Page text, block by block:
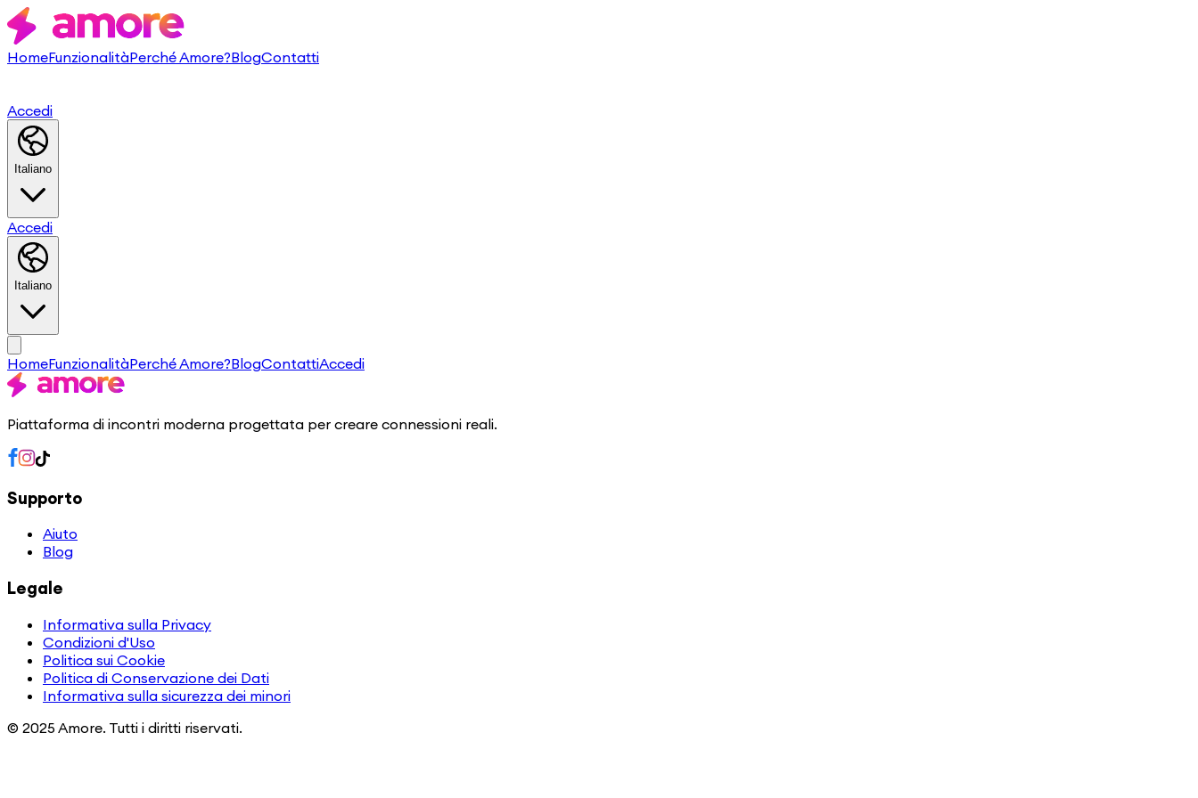
HomeFunzionalitàPerché Amore?BlogContatti
Accedi
Italiano
Accedi
Italiano
HomeFunzionalitàPerché Amore?BlogContattiAccedi
Piattaforma di incontri moderna progettata per creare connessioni reali.
Supporto
Aiuto
Blog
Legale
Informativa sulla Privacy
Condizioni d'Uso
Politica sui Cookie
Politica di Conservazione dei Dati
Informativa sulla sicurezza dei minori
© 2025 Amore. Tutti i diritti riservati.